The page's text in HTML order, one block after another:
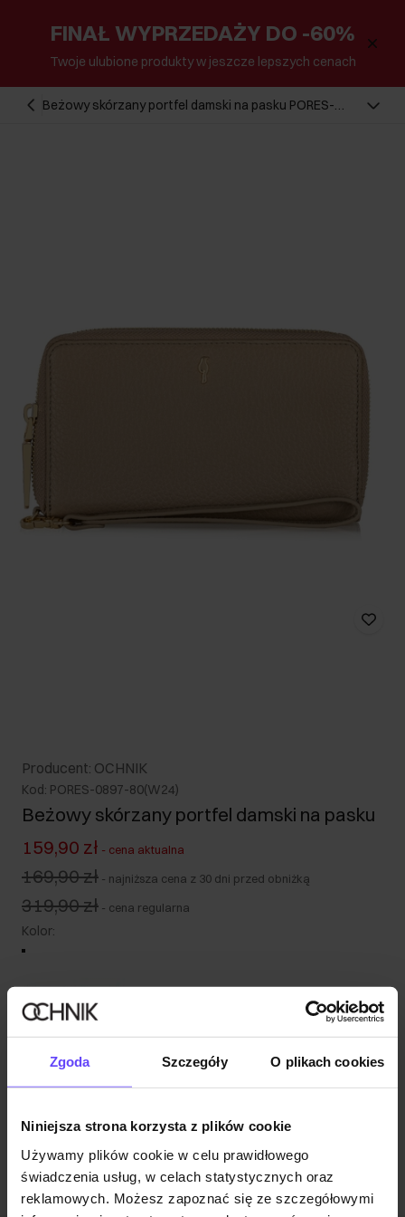
Zgoda Szczegóły O plikach cookies
Niniejsza strona korzysta z plików cookie
Używamy plików cookie w celu prawidłowego
świadczenia usług, w celach statystycznych oraz
reklamowych. Możesz zapoznać się ze szczegółowymi
FINAŁ WYPRZEDAŻY DO -60%
Twoje ulubione produkty w jeszcze lepszych cenach
Beżowy skórzany portfel damski na pasku PORES-
Producent: OCHNIK
Kod: PORES-0897-80(W24)
Beżowy skórzany portfel damski na pasku
159,90 zł - cena aktualna
169,90 zł - najniższa cena z 30 dni przed obniżką
319,90 zł - cena regularna
Kolor:
Opis produktu
Opinie